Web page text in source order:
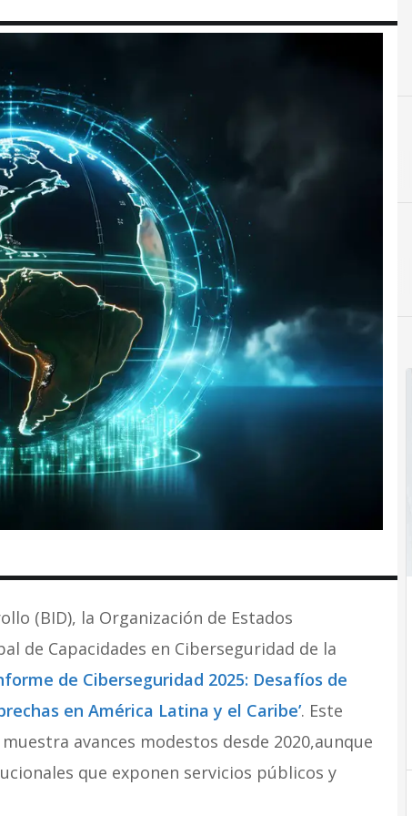
(BID), la Organización de Estados
de Capacidades en Ciberseguridad de la
de Ciberseguridad 2025: Desafíos de
en América Latina y el Caribe’. Este
avances modestos desde 2020,aunque
que exponen servicios públicos y